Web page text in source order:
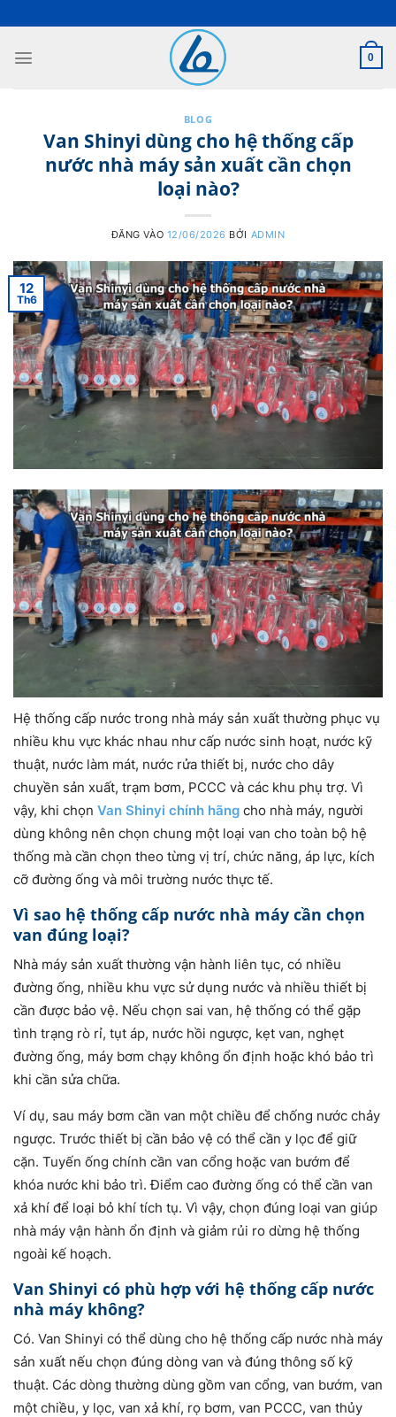
nội
0
BLOG
Van Shinyi dùng cho hệ thống cấp
nước nhà máy sản xuất cần chọn
loại nào?
ĐĂNG VÀO 12/06/2026 BỞI ADMIN
12
Th6
Hệ thống cấp nước trong nhà máy sản xuất thường phục vụ
nhiều khu vực khác nhau như cấp nước sinh hoạt, nước kỹ
thuật, nước làm mát, nước rửa thiết bị, nước cho dây
chuyền sản xuất, trạm bơm, PCCC và các khu phụ trợ. Vì
vậy, khi chọn Van Shinyi chính hãng cho nhà máy, người
dùng không nên chọn chung một loại van cho toàn bộ hệ
thống mà cần chọn theo từng vị trí, chức năng, áp lực, kích
cỡ đường ống và môi trường nước thực tế.
Vì sao hệ thống cấp nước nhà máy cần chọn
van đúng loại?
Nhà máy sản xuất thường vận hành liên tục, có nhiều
đường ống, nhiều khu vực sử dụng nước và nhiều thiết bị
cần được bảo vệ. Nếu chọn sai van, hệ thống có thể gặp
tình trạng rò rỉ, tụt áp, nước hồi ngược, kẹt van, nghẹt
đường ống, máy bơm chạy không ổn định hoặc khó bảo trì
khi cần sửa chữa.
Ví dụ, sau máy bơm cần van một chiều để chống nước chảy
ngược. Trước thiết bị cần bảo vệ có thể cần y lọc để giữ
cặn. Tuyến ống chính cần van cổng hoặc van bướm để
khóa nước khi bảo trì. Điểm cao đường ống có thể cần van
xả khí để loại bỏ khí tích tụ. Vì vậy, chọn đúng loại van giúp
nhà máy vận hành ổn định và giảm rủi ro dừng hệ thống
ngoài kế hoạch.
Van Shinyi có phù hợp với hệ thống cấp nước
nhà máy không?
Có. Van Shinyi có thể dùng cho hệ thống cấp nước nhà máy
sản xuất nếu chọn đúng dòng van và đúng thông số kỹ
thuật. Các dòng thường dùng gồm van cổng, van bướm, van
một chiều, y lọc, van xả khí, rọ bơm, van PCCC, van thủy